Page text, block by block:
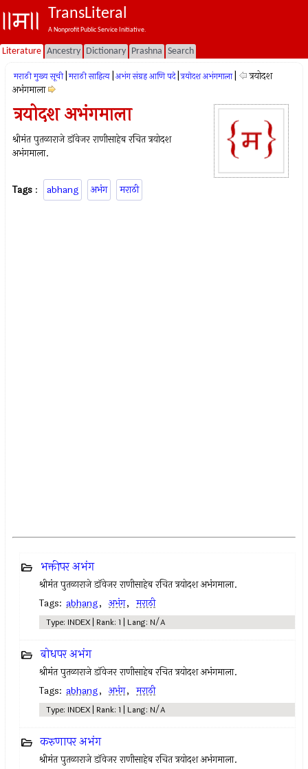
TransLiteral
A Nonprofit Public Service Initiative.
Literature Ancestry Dictionary Prashna Search
मराठी मुख्य सूची मराठी साहित्य अभंग संग्रह आणि पदे त्रयोदश अभंगमाला
त्रयोदश
अभंगमाला
त्रयोदश अभंगमाला
श्रीमंत पुतळाराजे डॉवेजर राणीसाहेब रचित त्रयोदश
अभंगमाला.
Tags : abhang अभंग मराठी
भक्तीपर अभंग
श्रीमंत पुतळाराजे डॉवेजर राणीसाहेब रचित त्रयोदश अभंगमाला.
Tags: abhang, अभंग, मराठी
Type: INDEX | Rank: 1 | Lang: N/A
बोधपर अभंग
श्रीमंत पुतळाराजे डॉवेजर राणीसाहेब रचित त्रयोदश अभंगमाला.
Tags: abhang, अभंग, मराठी
Type: INDEX | Rank: 1 | Lang: N/A
करुणापर अभंग
श्रीमंत पुतळाराजे डॉवेजर राणीसाहेब रचित त्रयोदश अभंगमाला.